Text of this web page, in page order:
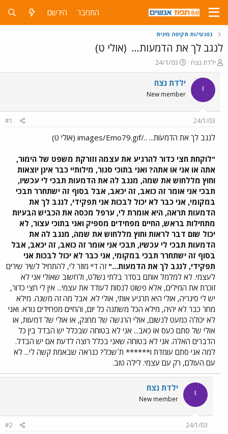
התחבר הירשם
נפגעי/ות תקיפה מינית
לנגב לך את הדמעות... (אולי ט)
פ
ו
ת
ח
ה
ש
א
ילדת נצח
פ
ו
ר
ס
ם
ר
24/1/03
י ילדת נצח
New member
24/1/03
#1
לנגב לך את הדמעות... ../images/Emo79.gif (אולי ט)
"לוקחת חצי כדור להרגיע את עצמה וזורקת משפט של הימור,
אתה או אני או אתה? ואני בתוכי סגור, מילותיי כבר אינן יוצאות
וחוץ מללחוש את שמה, מנגב לה את הדמעות תבכי לי עכשיו,
תבכי אני אומר זה כואב, זה יכאב, אבל בסוף זה ישתחרר תבכי
במקומי, אני כבר לא יכול לבכות אני תפקידי, לנגב לך את
הדמעות תראה, היא אומרת לי, ערפל מכסה את הכביש הבעיות
מתחילות בראש, החיים מפחידים מספיק ואני בתוכי עצור, לא
יכול שום דבר לראות וחוץ מללחוש את שמה, מנגב לה את
הדמעות תבכי לי עכשיו, תבכי אני אומר זה כואב, זה יכאב, אבל
בסוף זה ישתחרר תבכי במקומי, אני כבר לא יכול לבכות אני
תפקידי, לנגב לך את הדמעות..." זה דיי מוזר לי, להתחיל לשיר שירים
לעצמי. לא למלמל אותם בסדר בלתי נשלט, ולחשוב שאולי אני לא
זוכרת את המילים, אלא פשוט לנסות לעודד את עצמי... אין לי חצי כדור,
יש לי סיגריה, אולי היא תרגיע אותי, אולי לא. אבל מה זה משנה. מילא
מחר כבר לא יהיה, מילא הכל משתנה כל יום, והחיים מפחידים נורא. ואני
לא יכולה כמעט לנשום, אולי הרגשה של מחנק, או אולי של דמעות, או
אולי של סתם כעס או כאב... אני לא בטוחה שבכלל יש הבדל בין כל
הדברים האלה. אני לא בטוחה שאני בכלל רוצה לדעת אם יש הבדל.
למה אני סתם עומדת ו****** ת´שכל? כנראה שבאמת קשה לי... לא
עם העולם, רק עם עצמי. לילה טוב.
י ילדת נצח
New member
24/1/03
#2